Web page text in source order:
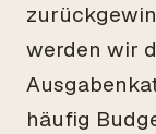
werden wir
häufig